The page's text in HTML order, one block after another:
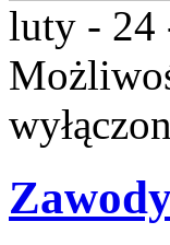
luty - 24